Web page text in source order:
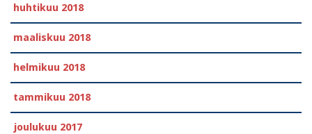
huhtikuu 2018
maaliskuu 2018
helmikuu 2018
tammikuu 2018
joulukuu 2017